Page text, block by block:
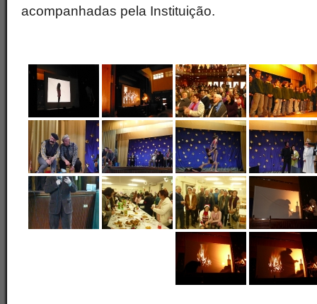
acompanhadas pela Instituição.